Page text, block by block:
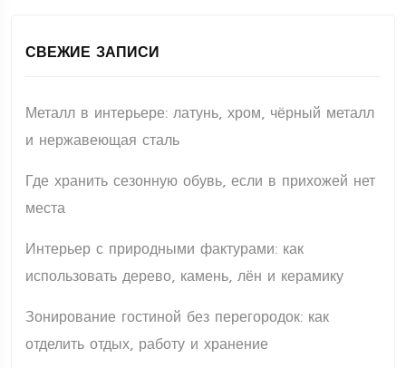
СВЕЖИЕ ЗАПИСИ
Металл в интерьере: латунь, хром, чёрный металл
и нержавеющая сталь
Где хранить сезонную обувь, если в прихожей нет
места
Интерьер с природными фактурами: как
использовать дерево, камень, лён и керамику
Зонирование гостиной без перегородок: как
отделить отдых, работу и хранение